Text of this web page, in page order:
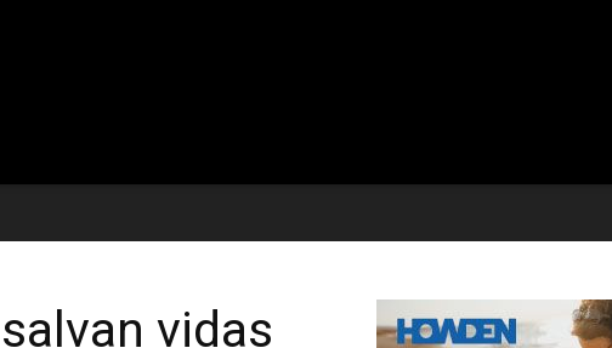
vidas